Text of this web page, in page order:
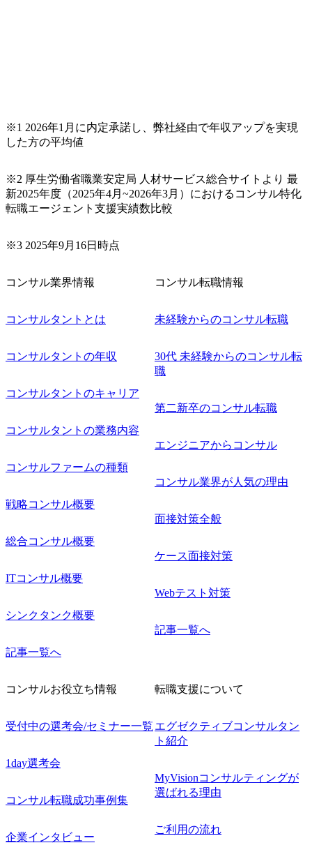
承ください。 【服装・持ち物】 ・特になし カジュアルな服
装でご参加ください。 【募集ポジション】 ITコンサルタン
定 ・全社デジタルトランスフォーメーション企画構想 ・業
務/組織/システムの現状分析/RPA選定/導入/実装 ・プライベ
ート/パブリッククラウド導入 ・AI活用による業務効率化/
企画 ・Disruptive Technologyを活用した新規事業の立案/推
上げていきたい ・サービスやソリューションに捉われず、
でのプロジェクトに参画し、自身のスキルアップを図りた
規事業開発にも興味があり、ゆくゆくはチャレンジしてみ
※1 2026年1月に内定承諾し、弊社経由で年収アップを実現
した方の平均値
※2 厚生労働省職業安定局 人材サービス総合サイトより 最
新2025年度（2025年4月~2026年3月）におけるコンサル特化
転職エージェント支援実績数比較
※3 2025年9月16日時点
コンサル業界情報
コンサルタントとは
コンサルタントの年収
コンサルタントのキャリア
コンサルタントの業務内容
コンサルファームの種類
戦略コンサル概要
総合コンサル概要
ITコンサル概要
シンクタンク概要
記事一覧へ
コンサル転職情報
未経験からのコンサル転職
30代 未経験からのコンサル転
職
第二新卒のコンサル転職
エンジニアからコンサル
コンサル業界が人気の理由
面接対策全般
ケース面接対策
Webテスト対策
記事一覧へ
コンサルお役立ち情報
受付中の選考会/セミナー一覧
1day選考会
コンサル転職成功事例集
企業インタビュー
転職支援について
エグゼクティブコンサルタン
ト紹介
MyVisionコンサルティングが
選ばれる理由
ご利用の流れ